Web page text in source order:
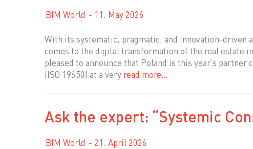
BIM World 11. May 2026
With its systematic, pragmatic, and innovation-driven
comes to the digital transformation of the real estate
pleased to announce that Poland is this year’s
(ISO 19650) at a very read more…
Ask the expert: “Systemic
BIM World 21. April 2026